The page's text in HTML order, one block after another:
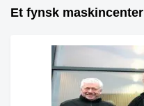
Et fynsk maskincenter